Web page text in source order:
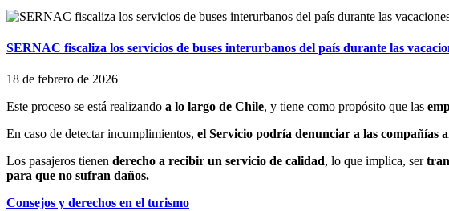
SERNAC fiscaliza los servicios de buses interurbanos del país durante las
18 de febrero de 2026
Este proceso se está realizando a lo largo de Chile, y tiene como propósito que las
En caso de detectar incumplimientos, el Servicio podría denunciar a las compañías
Los pasajeros tienen derecho a recibir un servicio de calidad, lo que implica, ser
para que no sufran daños.
Consejos y derechos en el turismo